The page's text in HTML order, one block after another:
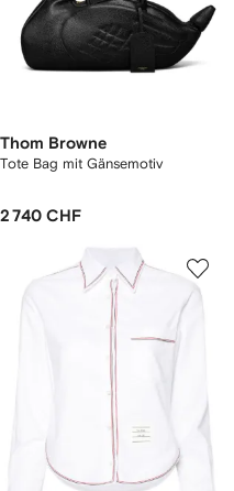
Thom Browne
Tote Bag mit Gänsemotiv
2 740 CHF